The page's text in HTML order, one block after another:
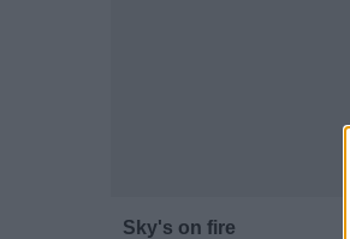
Sky's on fire